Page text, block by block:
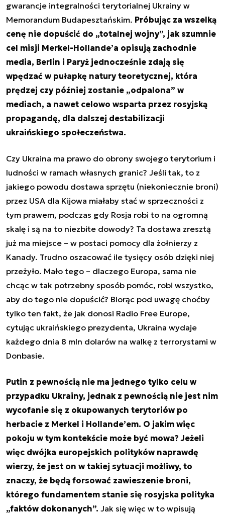
gwarancje integralności terytorialnej Ukrainy w
Memorandum Budapesztańskim. Próbując za wszelką
cenę nie dopuścić do „totalnej wojny”, jak szumnie
cel misji Merkel-Hollande’a opisują zachodnie
media, Berlin i Paryż jednocześnie zdają się
wpędzać w pułapkę natury teoretycznej, która
prędzej czy później zostanie „odpalona” w
mediach, a nawet celowo wsparta przez rosyjską
propagandę, dla dalszej destabilizacji
ukraińskiego społeczeństwa.
Czy Ukraina ma prawo do obrony swojego terytorium i
ludności w ramach własnych granic? Jeśli tak, to z
jakiego powodu dostawa sprzętu (niekoniecznie broni)
przez USA dla Kijowa miałaby stać w sprzeczności z
tym prawem, podczas gdy Rosja robi to na ogromną
skalę i są na to niezbite dowody? Ta dostawa zresztą
już ma miejsce – w postaci pomocy dla żołnierzy z
Kanady. Trudno oszacować ile tysięcy osób dzięki niej
przeżyło. Mało tego – dlaczego Europa, sama nie
chcąc w tak potrzebny sposób pomóc, robi wszystko,
aby do tego nie dopuścić? Biorąc pod uwagę choćby
tylko ten fakt, że jak donosi Radio Free Europe,
cytując ukraińskiego prezydenta, Ukraina wydaje
każdego dnia 8 mln dolarów na walkę z terrorystami w
Donbasie.
Putin z pewnością nie ma jednego tylko celu w
przypadku Ukrainy, jednak z pewnością nie jest nim
wycofanie się z okupowanych terytoriów po
herbacie z Merkel i Hollande’em. O jakim więc
pokoju w tym kontekście może być mowa? Jeżeli
więc dwójka europejskich polityków naprawdę
wierzy, że jest on w takiej sytuacji możliwy, to
znaczy, że będą forsować zawieszenie broni,
którego fundamentem stanie się rosyjska polityka
„faktów dokonanych”. Jak się więc w to wpisują